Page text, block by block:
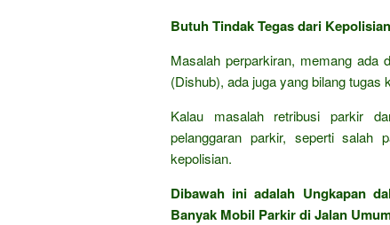
Butuh Tindak Tegas dari Kepolisian
Masalah perparkiran, memang ada
(Dishub), ada juga yang bilang tugas
Kalau masalah retribusi parkir
pelanggaran parkir, seperti salah
kepolisian.
Dibawah ini adalah Ungkapan
Banyak Mobil Parkir di Jalan